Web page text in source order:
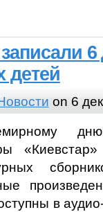
детей
on 6
дню
в